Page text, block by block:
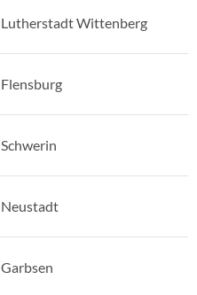
Lutherstadt Wittenberg
Flensburg
Schwerin
Neustadt
Garbsen